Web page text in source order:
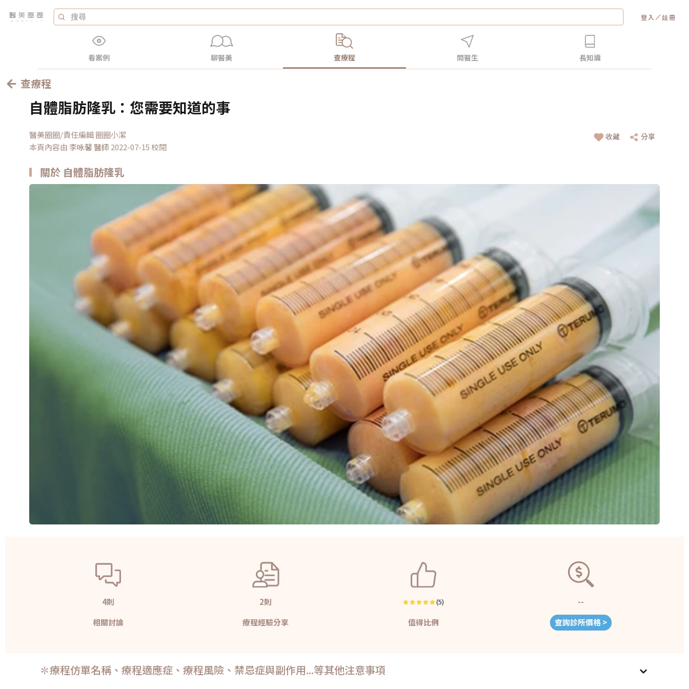
登入 ／註冊
看案例 聊醫美 查療程 問醫生 長知識
查療程
自體脂肪隆乳：您需要知道的事
醫美圈圈/責任編輯 圈圈小潔
本頁內容由李咏馨醫師 2022-07-15 校閱
收藏 分享
關於 自體脂肪隆乳
4則
相關討論
2則
療程經驗分享
(5)
值得比例
--
查詢診所價格 >
✽療程仿單名稱、療程適應症、療程風險、禁忌症與副作用...等其他注意事項